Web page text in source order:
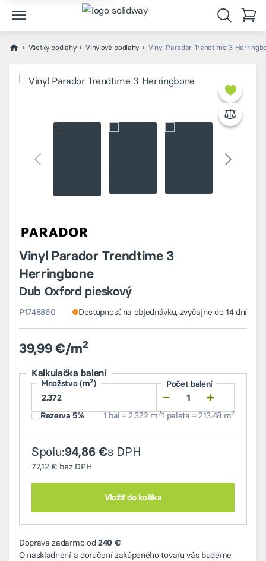
Všetky podlahy Vinylové podlahy Vinyl Parador Trendtime 3
Vinyl Parador Trendtime 3
Herringbone
Dub Oxford pieskový
P1748860 Dostupnosť na objednávku, zvyčajne do 14 dní
39,99 €/m2
Kalkulačka balení
Množstvo (m2) Počet balení
− +
Rezerva 5% 1 bal = 2.372 m21 paleta = 213.48 m2
Spolu:94,86 €s DPH
77,12 € bez DPH
Vložiť do košíka
Doprava zadarmo od240 €
O naskladnení a doručení zakúpeného tovaru vás budeme